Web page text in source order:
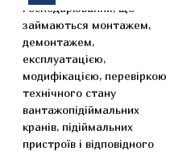
господарювання, що
займаються монтажем,
демонтажем,
експлуатацією,
модифікацією, перевіркою
технічного стану
вантажопідіймальних
кранів, підіймальних
пристроїв і відповідного